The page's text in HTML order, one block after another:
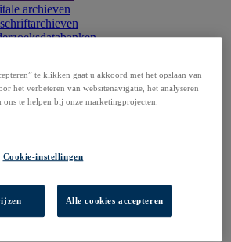
archieven
pakketten en magazines
abonnementenbeheer
e-collecties
Library Solutions
services
te klikken gaat u akkoord met het opslaan van
het verbeteren van websitenavigatie, het analyseren
te helpen bij onze marketingprojecten.
Cookie-instellingen
Alle cookies accepteren